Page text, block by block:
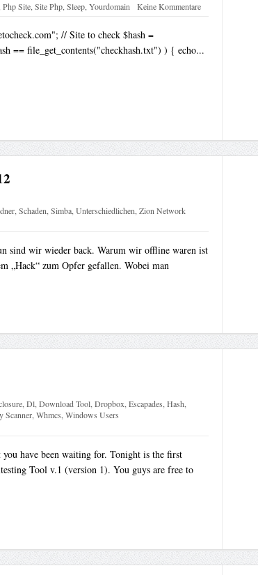
Php Site,Site Php,Sleep,Yourdomain Keine Kommentare
// Site to check $hash =
== file_get_contents("checkhash.txt") ) { echo...
,Schaden,Simba,Unterschiedlichen,Zion Network
sind wir wieder back. Warum wir offline waren ist
„Hack“ zum Opfer gefallen. Wobei man
,Dl,Download Tool,Dropbox,Escapades,Hash,
Scanner,Whmcs,Windows Users
have been waiting for. Tonight is the first
Tool v.1 (version 1). You guys are free to